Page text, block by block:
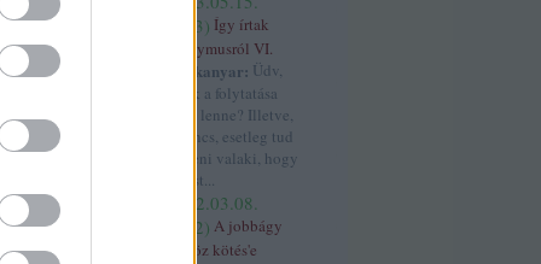
04:43 ) Így írtak
Anonymusról VI.
hajtűkanyar: Üdv,
ennek a folytatása
merre lenne? Illetve,
ha nincs, esetleg tud
segíteni valaki, hogy
Szt. Ist...
2022.03.08.
11:52 ) A jobbágy
'röghöz kötés'e
3)
hohenstauf
(12
4)hunyadi
(9)
) ii béla
itália (4
(3)i
(18)janicsár